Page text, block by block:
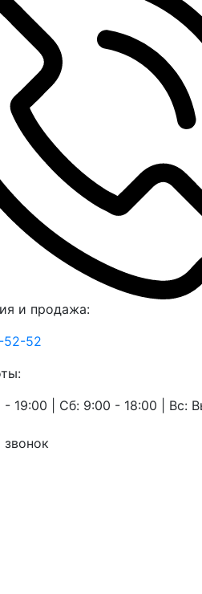
и продажа:
52-52
19:00 | Сб: 9:00 - 18:00 | Вс: